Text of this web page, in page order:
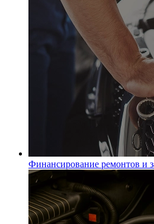
Финансирование ремонтов и